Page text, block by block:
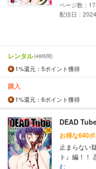
配信日：
レンタル(48時間)
1%還元 ：5ポイント獲得
購入
1%還元 ：6ポイント獲得
DEAD
お得な640
止まらない
ト』編！！
む